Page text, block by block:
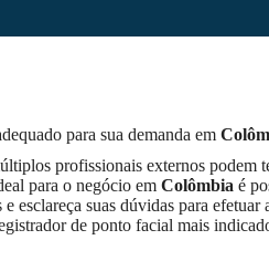
para sua demanda em
profissionais externos
para o negócio em Colômbia é
esclareça suas dúvidas para
de ponto facial mais